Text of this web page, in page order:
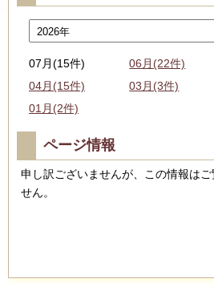
07月(15件) 06月(22件)
04月(15件)
03月(3件)
01月(2件)
ページ情報
申し訳ございませんが、この情報は
せん。